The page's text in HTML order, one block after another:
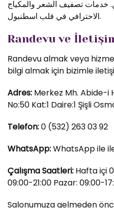
خدمات تصفيف الشعر والمكياج
الاحترافي في قلب اسطنبول.
Randevu ve
Randevu almak veya
bilgi almak için bizimle
Adres: Merkez Mh. Abide-i
No:50 Kat:1 Daire:1 Şişli
Telefon:0 (532) 263 03 92
WhatsApp:WhatsApp ile
Çalışma Saatleri: Hafta içi
09:00-21:00 Pazar: 09:00-
Salonumuza gelmeden